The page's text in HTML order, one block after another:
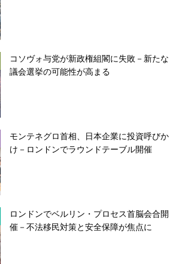
コソヴォ与党が新政権組閣に失敗－新たな
議会選挙の可能性が高まる
モンテネグロ首相、日本企業に投資呼びか
け－ロンドンでラウンドテーブル開催
ロンドンでベルリン・プロセス首脳会合開
催－不法移民対策と安全保障が焦点に